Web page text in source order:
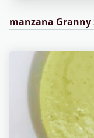
manzana Granny